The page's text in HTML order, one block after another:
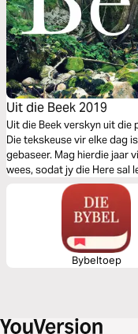
Uit die Beek 2019
Uit die Beek verskyn uit die
Die tekskeuse vir elke dag
gebaseer. Mag hierdie jaar
wees, sodat jy die Here sal
Bybeltoep